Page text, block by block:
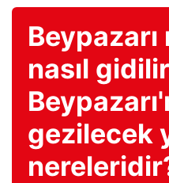
nasıl
gezilecek